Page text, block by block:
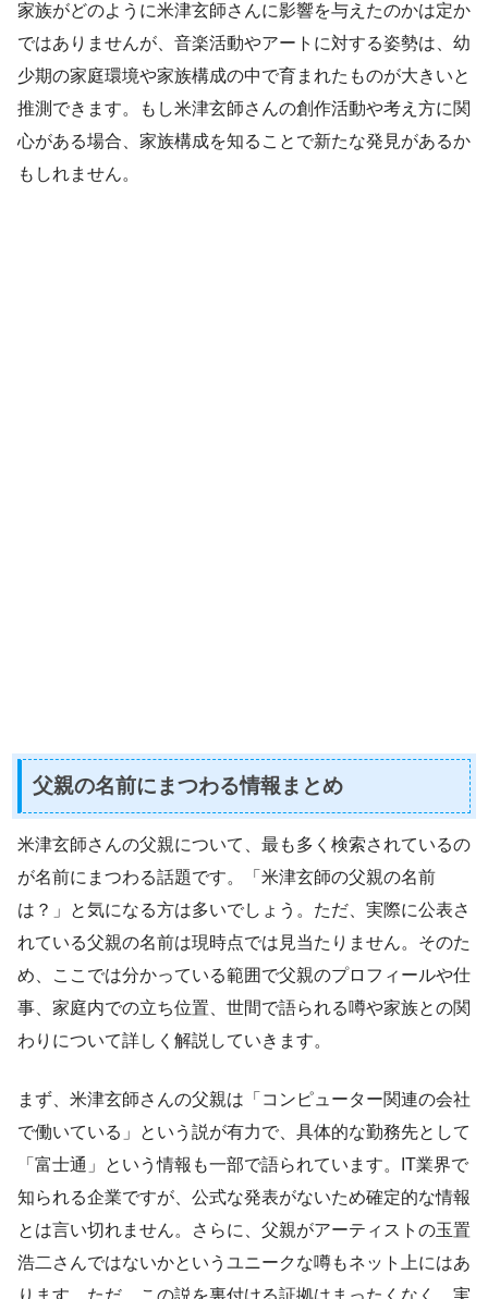
家族がどのように米津玄師さんに影響を与えたのかは定か
ではありませんが、音楽活動やアートに対する姿勢は、幼
少期の家庭環境や家族構成の中で育まれたものが大きいと
推測できます。もし米津玄師さんの創作活動や考え方に関
心がある場合、家族構成を知ることで新たな発見があるか
もしれません。
父親の名前にまつわる情報まとめ
米津玄師さんの父親について、最も多く検索されているの
が名前にまつわる話題です。「米津玄師の父親の名前
は？」と気になる方は多いでしょう。ただ、実際に公表さ
れている父親の名前は現時点では見当たりません。そのた
め、ここでは分かっている範囲で父親のプロフィールや仕
事、家庭内での立ち位置、世間で語られる噂や家族との関
わりについて詳しく解説していきます。
まず、米津玄師さんの父親は「コンピューター関連の会社
で働いている」という説が有力で、具体的な勤務先として
「富士通」という情報も一部で語られています。IT業界で
知られる企業ですが、公式な発表がないため確定的な情報
とは言い切れません。さらに、父親がアーティストの玉置
浩二さんではないかというユニークな噂もネット上にはあ
ります。ただ、この説を裏付ける証拠はまったくなく、実